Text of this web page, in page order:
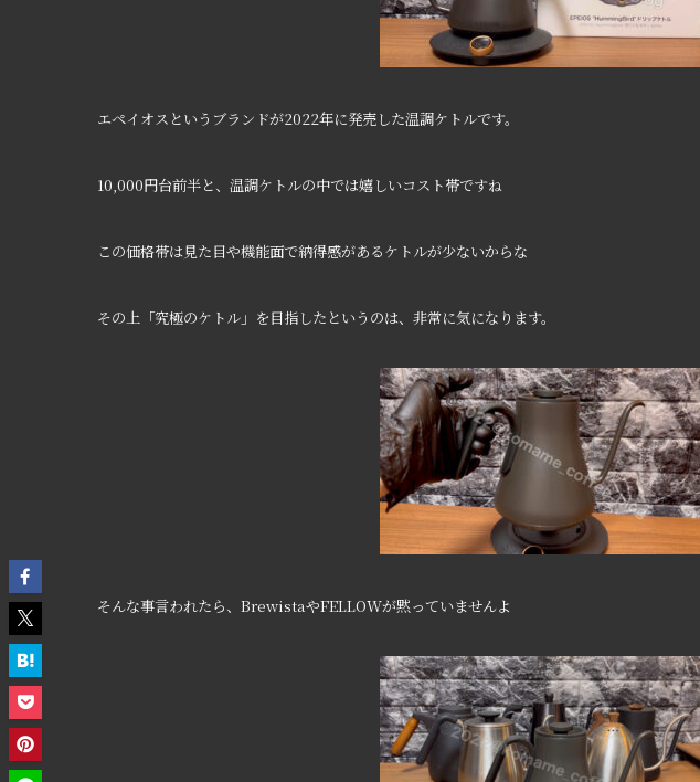
エペイオスというブランドが2022年に発売した温調ケトルです。
10,000円台前半と、温調ケトルの中では嬉しいコスト帯ですね
この価格帯は見た目や機能面で納得感があるケトルが少ないからな
その上「究極のケトル」を目指したというのは、非常に気になります。
そんな事言われたら、BrewistaやFELLOWが黙っていませんよ